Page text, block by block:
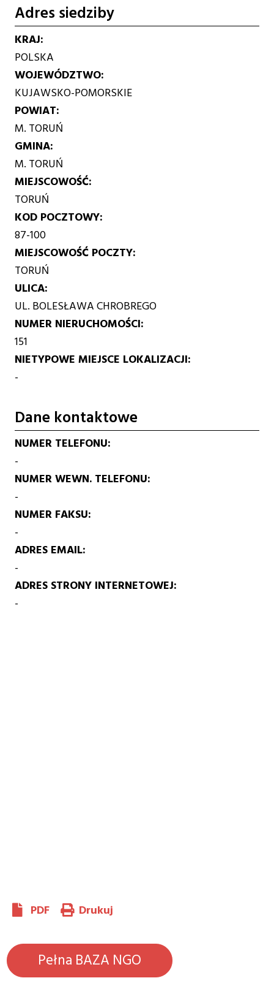
Adres siedziby
KRAJ
POLSKA
WOJEWÓDZTWO
KUJAWSKO-POMORSKIE
POWIAT
M. TORUŃ
GMINA
M. TORUŃ
MIEJSCOWOŚĆ
TORUŃ
KOD POCZTOWY
87-100
MIEJSCOWOŚĆ POCZTY
TORUŃ
ULICA
UL. BOLESŁAWA CHROBREGO
NUMER NIERUCHOMOŚCI
151
NIETYPOWE MIEJSCE LOKALIZACJI
-
Dane kontaktowe
NUMER TELEFONU
-
NUMER WEWN. TELEFONU
-
NUMER FAKSU
-
ADRES EMAIL
-
ADRES STRONY INTERNETOWEJ
-
PDF Drukuj
Pełna BAZA NGO